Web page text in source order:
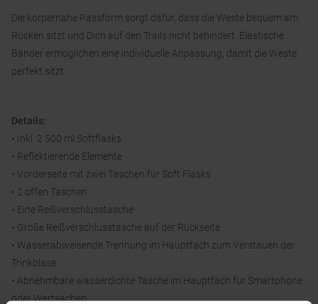
Die körpernahe Passform sorgt dafür, dass die Weste bequem am
Rücken sitzt und Dich auf den Trails nicht behindert. Elastische
Bänder ermöglichen eine individuelle Anpassung, damit die Weste
perfekt sitzt.
Details:
• Inkl. 2 500 ml Softflasks
• Reflektierende Elemente
• Vorderseite mit zwei Taschen für Soft Flasks
• 2 offen Taschen
• Eine Reißverschlusstasche
• Große Reißverschlusstasche auf der Rückseite
• Wasserabweisende Trennung im Hauptfach zum Verstauen der
Trinkblase
• Abnehmbare wasserdichte Tasche im Hauptfach für Smartphone
oder Wertsachen